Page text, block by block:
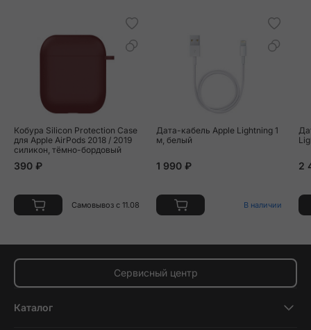
Кобура Silicon Protection Case
для Apple AirPods 2018 / 2019
силикон, тёмно-бордовый
390 ₽
Самовывоз с 11.08
Дата-кабель Apple Lightning 1
м, белый
1 990 ₽
В наличии
2
Сервисный центр
Каталог